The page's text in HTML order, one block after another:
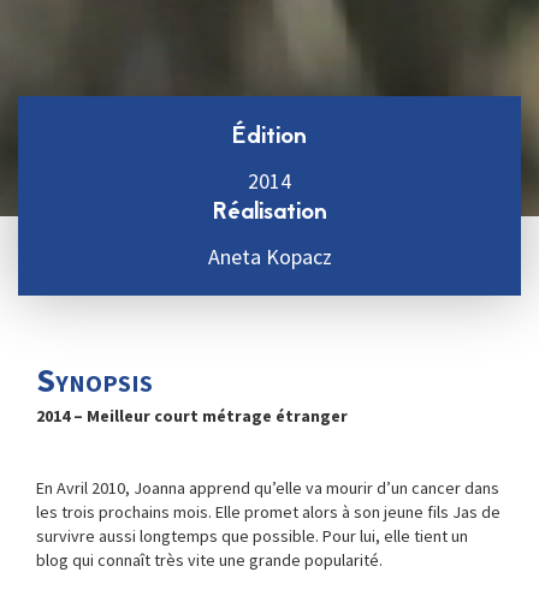
Édition
2014
Réalisation
Aneta Kopacz
Synopsis
2014 – Meilleur court métrage étranger
En Avril 2010, Joanna apprend qu’elle va mourir d’un cancer dans
les trois prochains mois. Elle promet alors à son jeune fils Jas de
survivre aussi longtemps que possible. Pour lui, elle tient un
blog qui connaît très vite une grande popularité.